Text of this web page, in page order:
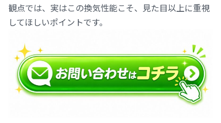
観点では、実はこの換気性能こそ、見た目以上に重視
してほしいポイントです。